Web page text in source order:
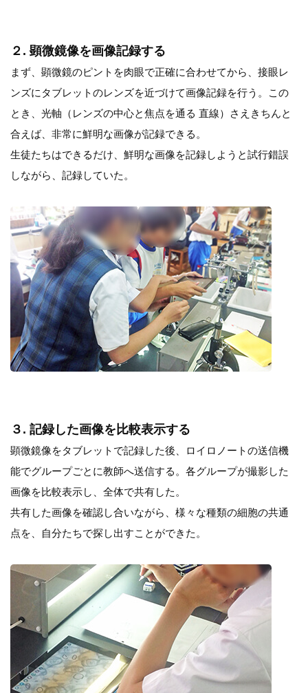
２. 顕微鏡像を画像記録する
まず、顕微鏡のピントを肉眼で正確に合わせてから、接眼レ
ンズにタブレットのレンズを近づけて画像記録を行う。この
とき、光軸（レンズの中心と焦点を通る 直線）さえきちんと
合えば、非常に鮮明な画像が記録できる。
生徒たちはできるだけ、鮮明な画像を記録しようと試行錯誤
しながら、記録していた。
３. 記録した画像を比較表示する
顕微鏡像をタブレットで記録した後、ロイロノートの送信機
能でグループごとに教師へ送信する。各グループが撮影した
画像を比較表示し、全体で共有した。
共有した画像を確認し合いながら、様々な種類の細胞の共通
点を、自分たちで探し出すことができた。